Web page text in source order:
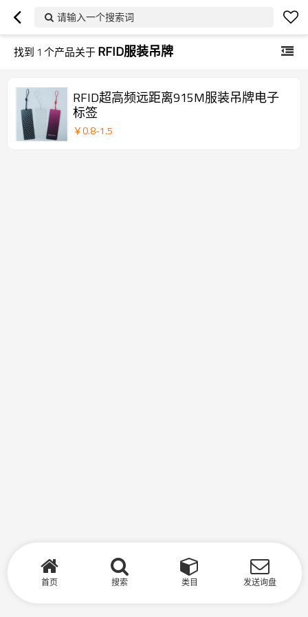
请输入一个搜索词
找到 1 个产品关于RFID服装吊牌
RFID超高频远距离915M服装吊牌电子
标签
￥0.8-1.5
首页 搜索 类目 发送询盘